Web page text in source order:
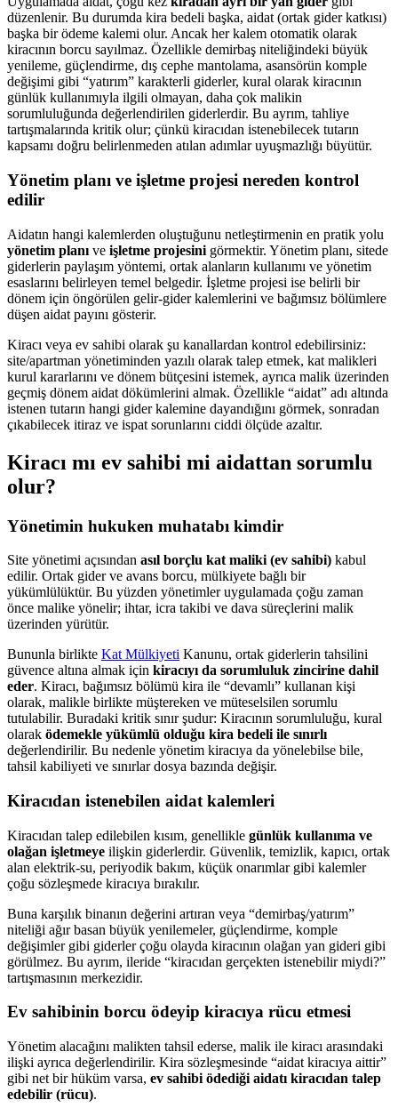
düzenlenir. Bu durumda kira bedeli başka, aidat (ortak gider katkısı)
başka bir ödeme kalemi olur. Ancak her kalem otomatik olarak
kiracının borcu sayılmaz. Özellikle demirbaş niteliğindeki büyük
yenileme, güçlendirme, dış cephe mantolama, asansörün komple
değişimi gibi “yatırım” karakterli giderler, kural olarak kiracının
günlük kullanımıyla ilgili olmayan, daha çok malikin
sorumluluğunda değerlendirilen giderlerdir. Bu ayrım, tahliye
tartışmalarında kritik olur; çünkü kiracıdan istenebilecek tutarın
kapsamı doğru belirlenmeden atılan adımlar uyuşmazlığı büyütür.
Yönetim planı ve işletme projesi nereden kontrol
edilir
Aidatın hangi kalemlerden oluştuğunu netleştirmenin en pratik yolu
yönetim planı ve işletme projesini görmektir. Yönetim planı, sitede
giderlerin paylaşım yöntemi, ortak alanların kullanımı ve yönetim
esaslarını belirleyen temel belgedir. İşletme projesi ise belirli bir
dönem için öngörülen gelir-gider kalemlerini ve bağımsız bölümlere
düşen aidat payını gösterir.
Kiracı veya ev sahibi olarak şu kanallardan kontrol edebilirsiniz:
site/apartman yönetiminden yazılı olarak talep etmek, kat malikleri
kurul kararlarını ve dönem bütçesini istemek, ayrıca malik üzerinden
geçmiş dönem aidat dökümlerini almak. Özellikle “aidat” adı altında
istenen tutarın hangi gider kalemine dayandığını görmek, sonradan
çıkabilecek itiraz ve ispat sorunlarını ciddi ölçüde azaltır.
Kiracı mı ev sahibi mi aidattan sorumlu
olur?
Yönetimin hukuken muhatabı kimdir
Site yönetimi açısından asıl borçlu kat maliki (ev sahibi) kabul
edilir. Ortak gider ve avans borcu, mülkiyete bağlı bir
yükümlülüktür. Bu yüzden yönetimler uygulamada çoğu zaman
önce malike yönelir; ihtar, icra takibi ve dava süreçlerini malik
üzerinden yürütür.
Bununla birlikte Kat Mülkiyeti Kanunu, ortak giderlerin tahsilini
güvence altına almak için kiracıyı da sorumluluk zincirine dahil
eder. Kiracı, bağımsız bölümü kira ile “devamlı” kullanan kişi
olarak, malikle birlikte müştereken ve müteselsilen sorumlu
tutulabilir. Buradaki kritik sınır şudur: Kiracının sorumluluğu, kural
olarak ödemekle yükümlü olduğu kira bedeli ile sınırlı
değerlendirilir. Bu nedenle yönetim kiracıya da yönelebilse bile,
tahsil kabiliyeti ve sınırlar dosya bazında değişir.
Kiracıdan istenebilen aidat kalemleri
Kiracıdan talep edilebilen kısım, genellikle günlük kullanıma ve
olağan işletmeye ilişkin giderlerdir. Güvenlik, temizlik, kapıcı, ortak
alan elektrik-su, periyodik bakım, küçük onarımlar gibi kalemler
çoğu sözleşmede kiracıya bırakılır.
Buna karşılık binanın değerini artıran veya “demirbaş/yatırım”
niteliği ağır basan büyük yenilemeler, güçlendirme, komple
değişimler gibi giderler çoğu olayda kiracının olağan yan gideri gibi
görülmez. Bu ayrım, ileride “kiracıdan gerçekten istenebilir miydi?”
tartışmasının merkezidir.
Ev sahibinin borcu ödeyip kiracıya rücu etmesi
Yönetim alacağını malikten tahsil ederse, malik ile kiracı arasındaki
ilişki ayrıca değerlendirilir. Kira sözleşmesinde “aidat kiracıya aittir”
gibi net bir hüküm varsa, ev sahibi ödediği aidatı kiracıdan talep
edebilir (rücu).